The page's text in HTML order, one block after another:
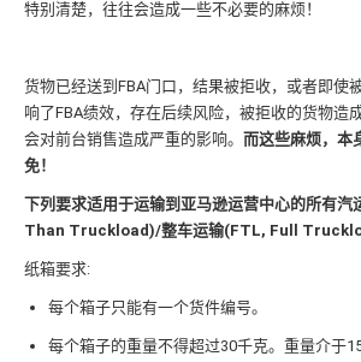
特别清楚，往往会造成一些不必要的麻烦！
货物已经送到FBA门口，结果被拒收，或者即使
响了FBA绩效，存在后续风险，被拒收的货物造
会对前台销售造成严重的影响。 而这些麻烦，本
免！
下列要求适用于运输到亚马逊运营中心的所有
Than Truckload)/整车运输(FTL, Full
纸箱要求:
每个箱子只能有一个货件编号。
每个箱子的重量不得超过30千克。重量介于